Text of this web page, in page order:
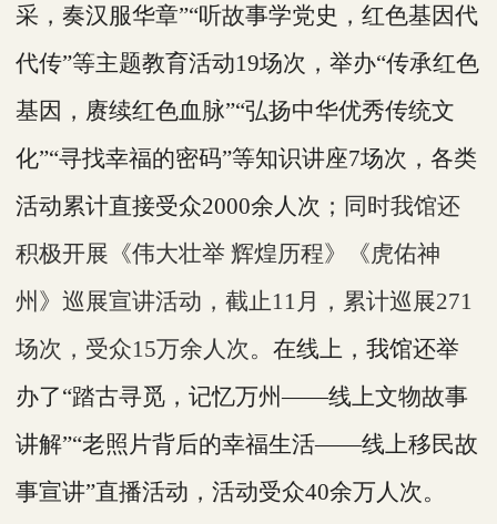
采，奏汉服华章”“听故事学党史，红色基因代
代传”等主题教育活动19场次，举办“传承红色
基因，赓续红色血脉”“弘扬中华优秀传统文
化”“寻找幸福的密码”等知识讲座7场次，各类
活动累计直接受众2000余人次； 同时我馆还
积极开展《伟大壮举 辉煌历程》《虎佑神
州》巡展宣讲活动，截止11月，累计巡展271
场次，受众15万余人次。 在线上，我馆还举
办了“踏古寻觅，记忆万州——线上文物故事
讲解”“老照片背后的幸福生活——线上移民故
事宣讲”直播活动，活动受众40余万人次。